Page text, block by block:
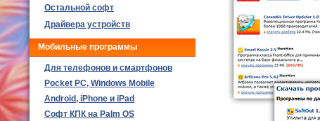
Остальной софт
Драйвера устройств
Мобильные программы
Для телефонов и смартфонов
Poсket PC, Windows Mobile
Android, iPhone и iPad
Софт КПК на Palm OS